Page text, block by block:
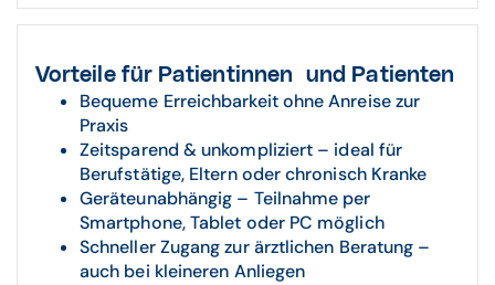
Vorteile für Patientinnen und Patienten
Bequeme Erreichbarkeit ohne Anreise zur
Praxis
Zeitsparend & unkompliziert – ideal für
Berufstätige, Eltern oder chronisch Kranke
Geräteunabhängig – Teilnahme per
Smartphone, Tablet oder PC möglich
Schneller Zugang zur ärztlichen Beratung –
auch bei kleineren Anliegen